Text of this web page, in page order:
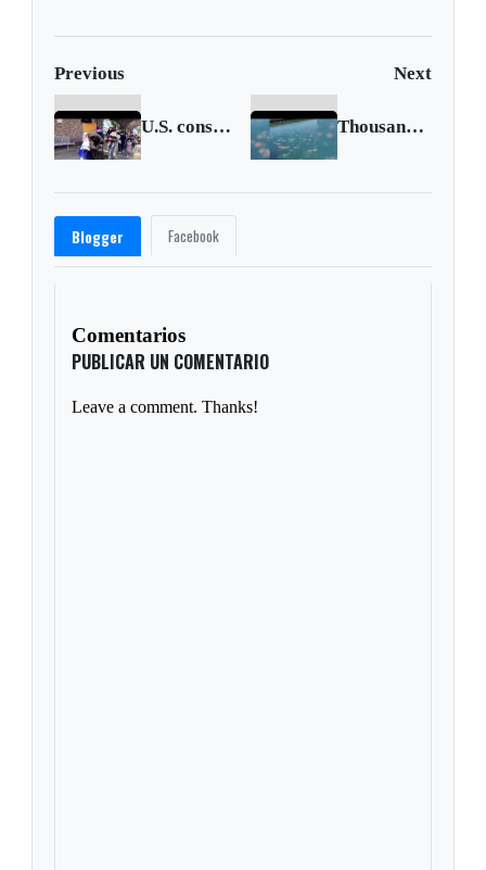
Previous Next
U.S. considering cash payments to stem migration Thousands of jellyfish float into Italian harbor
Blogger Facebook
Comentarios
PUBLICAR UN COMENTARIO
Leave a comment. Thanks!